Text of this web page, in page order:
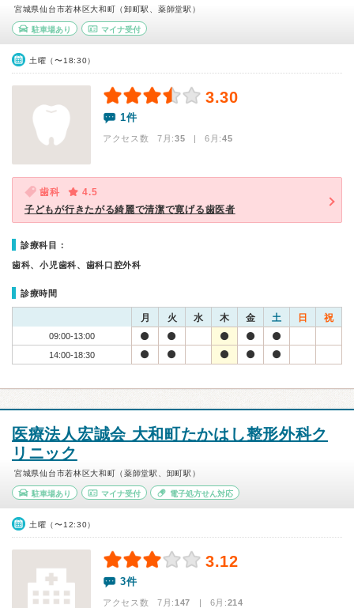
宮城県仙台市若林区大和町（卸町駅、薬師堂駅）
駐車場あり マイナ受付
土曜（〜18:30）
3.30
1件
アクセス数 7月:35 | 6月:45
歯科
4.5
子どもが行きたがる綺麗で清潔で寛げる歯医者
診療科目：
歯科、小児歯科、歯科口腔外科
診療時間
月 火 水 木 金 土 日 祝
09:00-13:00
14:00-18:30
医療法人宏誠会 大和町たかはし整形外科ク
リニック
宮城県仙台市若林区大和町（薬師堂駅、卸町駅）
駐車場あり マイナ受付 電子処方せん対応
土曜（〜12:30）
3.12
3件
アクセス数 7月:147 | 6月:214